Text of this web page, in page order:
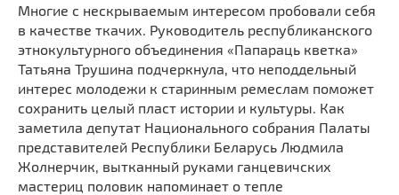
Многие с нескрываемым интересом пробовали себя
в качестве ткачих. Руководитель республиканского
этнокультурного объединения «Папараць кветка»
Татьяна Трушина подчеркнула, что неподдельный
интерес молодежи к старинным ремеслам поможет
сохранить целый пласт истории и культуры. Как
заметила депутат Национального собрания Палаты
представителей Республики Беларусь Людмила
Жолнерчик, вытканный руками ганцевичских
мастериц половик напоминает о тепле